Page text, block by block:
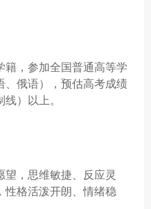
，参加全国普通高等学
、俄语），预估高考成绩
）以上。
，思维敏捷、反应灵
性格活泼开朗、情绪稳